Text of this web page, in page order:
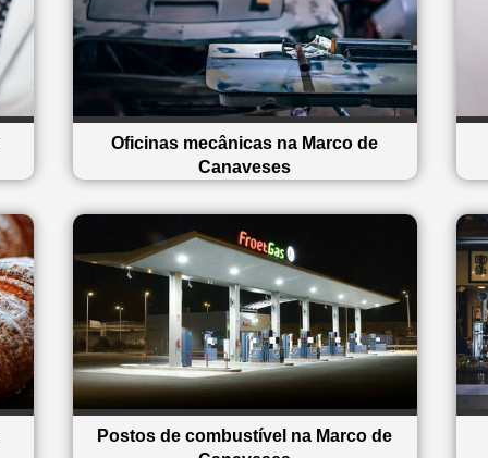
Oficinas mecânicas na Marco de
Canaveses
Postos de combustível na Marco de